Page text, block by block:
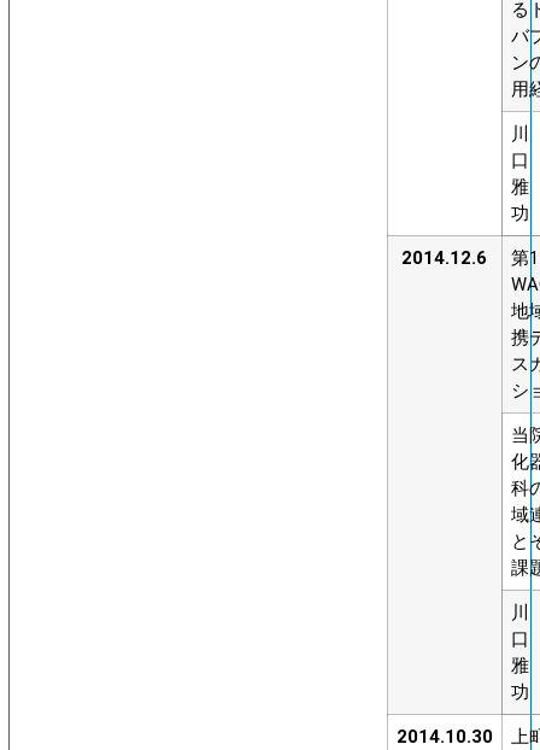
る
バ
ン
用
川
口
雅
功
2014.12.6
第
地
携
ス
シ
当
化
科
域
と
課
川
口
雅
功
2014.10.30
上